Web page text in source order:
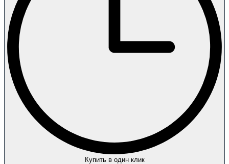
Купить в один клик